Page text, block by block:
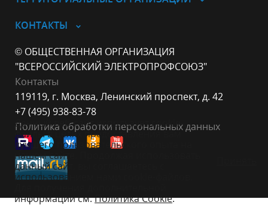
КОНТАКТЫ
© ОБЩЕСТВЕННАЯ ОРГАНИЗАЦИЯ
"ВСЕРОССИЙСКИЙ ЭЛЕКТРОПРОФСОЮЗ"
Контакты
119119, г. Москва, Ленинский проспект, д. 42
+7 (495) 938-83-78
Политика обработки персональных данных
Данный веб-сайт использует cookie-
файлы в целях предоставления вам
лучшего пользовательского опыта на
нашем сайте. Продолжая использовать
данный сайт, вы соглашаетесь с
использованием нами cookie-файлов.
информации см.Политика Cookie.